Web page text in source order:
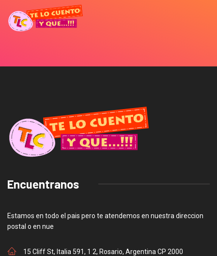
Encuentranos
Estamos en todo el pais pero te atendemos en nuestra direccion
postal o en nue
15 Cliff St, Italia 591, 1 2, Rosario, Argentina CP 2000